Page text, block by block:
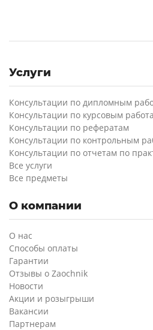
Услуги
Консультации по дипломным
Консультации по курсовым
Консультации по рефератам
Консультации по контрольным
Консультации по отчетам по
Все услуги
Все предметы
О компании
О нас
Способы оплаты
Гарантии
Отзывы о Zaochnik
Новости
Акции и розыгрыши
Вакансии
Партнерам